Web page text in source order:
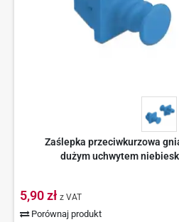
Zaślepka przeciwkurzowa
dużym uchwytem
5,90 zł z VAT
Porównaj produkt